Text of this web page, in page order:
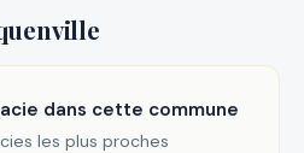
dans cette commune
les plus proches